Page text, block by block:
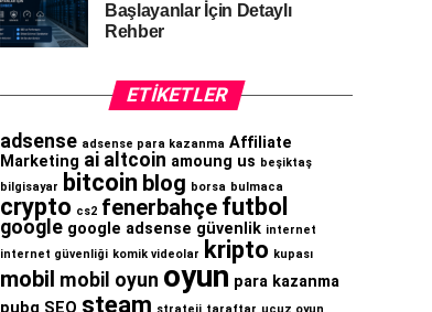
Başlayanlar İçin Detaylı
Rehber
ETIKETLER
adsense adsense para kazanma Affiliate
Marketing ai altcoin amoung us beşiktaş
bilgisayar bitcoin blog borsa bulmaca
crypto cs2 fenerbahçe futbol
google google adsense güvenlik internet
internet güvenliği komik videolar kripto kupası
mobil mobil oyun oyun para kazanma
pubg SEO steam